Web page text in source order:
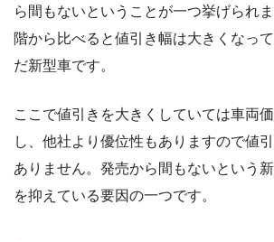
ら間もないということが一つ挙げられ
階から比べると値引き幅は大きくなっ
だ新型車です。
ここで値引きを大きくしていては車両
し、他社より優位性もありますので値
ありません。発売から間もないという
を抑えている要因の一つです。